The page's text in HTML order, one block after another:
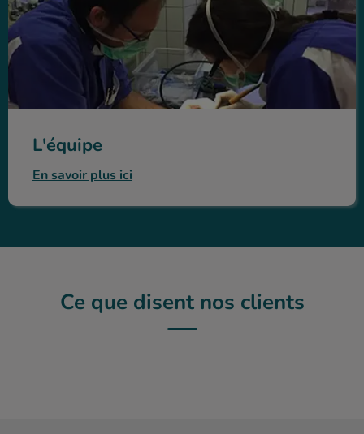
L'équipe
En savoir plus ici
Ce que disent nos clients